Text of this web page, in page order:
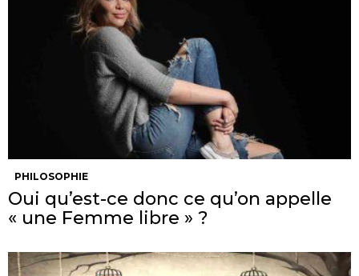
PHILOSOPHIE
Oui qu’est-ce donc ce qu’on appelle
« une Femme libre » ?